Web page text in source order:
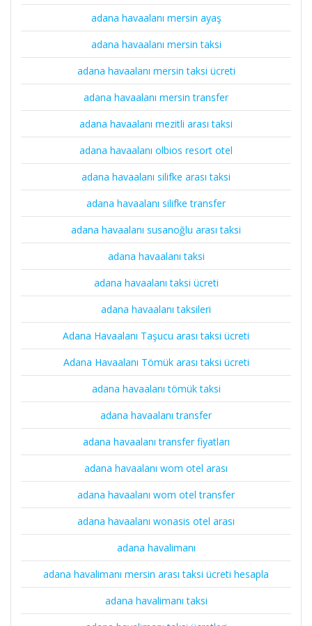
adana havaalanı mersin ayaş
adana havaalanı mersin taksi
adana havaalanı mersin taksi ücreti
adana havaalanı mersin transfer
adana havaalanı mezitli arası taksi
adana havaalanı olbios resort otel
adana havaalanı silifke arası taksi
adana havaalanı silifke transfer
adana havaalanı susanoğlu arası taksi
adana havaalanı taksi
adana havaalanı taksi ücreti
adana havaalanı taksileri
Adana Havaalanı Taşucu arası taksi ücreti
Adana Havaalanı Tömük arası taksi ücreti
adana havaalanı tömük taksi
adana havaalanı transfer
adana havaalanı transfer fiyatları
adana havaalanı wom otel arası
adana havaalanı wom otel transfer
adana havaalanı wonasis otel arası
adana havalimanı
adana havalimanı mersin arası taksi ücreti hesapla
adana havalimanı taksi